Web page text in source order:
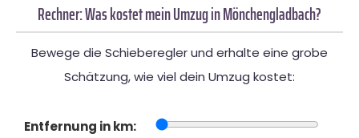
Rechner: Was kostet mein Umzug in Mönchengladbach?
Bewege die Schieberegler und erhalte eine grobe
Schätzung, wie viel dein Umzug kostet:
Entfernung in km: